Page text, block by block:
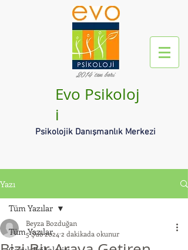
2014'ten beri
Evo Psikoloj
i
Psikolojik Danışmanlık Merkezi
Yazı
Tüm Yazılar
Tüm Yazılar
Beyza Bozduğan
5 Şub 2024 2 dakikada okunur